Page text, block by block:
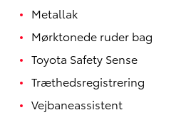
Metallak
Mørktonede ruder bag
Toyota Safety Sense
Træthedsregistrering
Vejbaneassistent